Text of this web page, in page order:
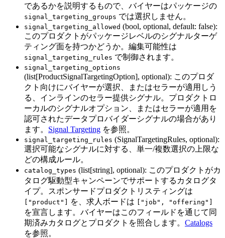
であるかを説明するもので、バイヤーはパッケージの
signal_targeting_groups では選択しません。
signal_targeting_allowed (bool, optional, default: false):
このプロダクトがパッケージレベルのシグナルターゲ
ティング面を持つかどうか。編集可能性は
signal_targeting_rules で制御されます。
signal_targeting_options
(list[ProductSignalTargetingOption], optional): このプロダ
クト向けにバイヤーが選択、またはセラーが適用しう
る、インラインのセラー提供シグナル。プロダクトロ
ーカルのシグナルオプション、またはセラーが適用を
認可されたデータプロバイダーシグナルの場合があり
ます。 Signal Targeting を参照。
signal_targeting_rules (SignalTargetingRules, optional):
選択可能なシグナルに対する、単一/複数選択の上限な
どの構成ルール。
catalog_types (list[string], optional): このプロダクトがカ
タログ駆動型キャンペーンでサポートするカタログタ
イプ。スポンサードプロダクトリスティングは
["product"] を、求人ボードは ["job", "offering"]
を宣言します。バイヤーはこのフィールドを通じて同
期済みカタログとプロダクトを照合します。 Catalogs
を参照。